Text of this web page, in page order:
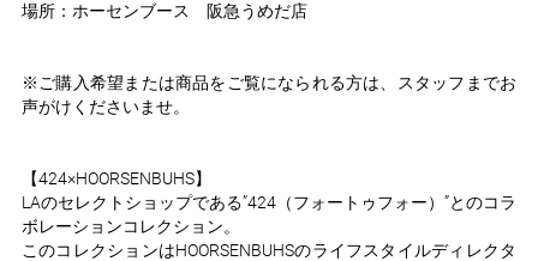
場所：ホーセンブース 阪急うめだ店
※ご購入希望または商品をご覧になられる方は、スタッフまでお
声がけくださいませ。
【424×HOORSENBUHS】
LAのセレクトショップである”424（フォートゥフォー）”とのコラ
ボレーションコレクション。
このコレクションはHOORSENBUHSのライフスタイルディレクタ